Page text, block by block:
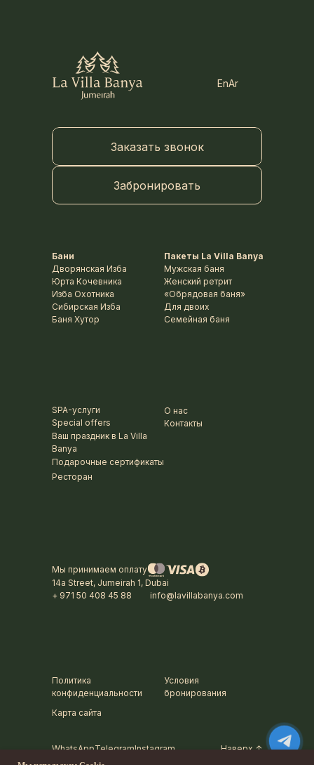
Мы принимаем оплату
14a Street, Jumeirah 1, Dubai
+ 971 50 408 45 88
info@lavillabanya.com
Карта сайта
Условия
бронирования
Политика
конфиденциальности
WhatsAppTelegramInstagram Наверх ↑
EnAr
Заказать звонок
Забронировать
Пакеты La Villa Banya
Мужская баня
Женский ретрит
«Обрядовая баня»
Для двоих
Семейная баня
SPA-услуги
Special offers
Ваш праздник в La Villa
Banya
Подарочные сертификаты
Ресторан
Бани
Дворянская Изба
Юрта Кочевника
Изба Охотника
Сибирская Изба
Баня Хутор
О нас
Контакты